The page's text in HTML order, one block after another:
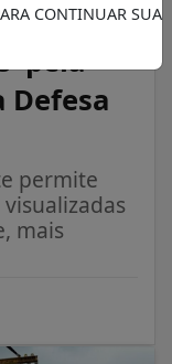
pela
Defesa
permite
mais
CONTINUAR SUA